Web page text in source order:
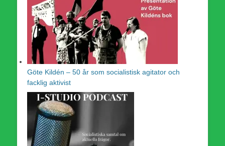
Göte Kildén – 50 år som socialistisk agitator och
facklig aktivist